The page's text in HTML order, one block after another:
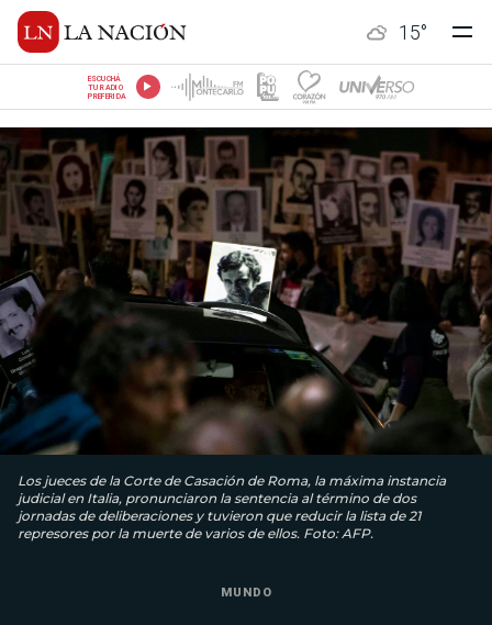
15°
ESCUCHÁ
TU RADIO
PREFERIDA
Los jueces de la Corte de Casación de Roma, la máxima instancia
judicial en Italia, pronunciaron la sentencia al término de dos
jornadas de deliberaciones y tuvieron que reducir la lista de 21
represores por la muerte de varios de ellos. Foto: AFP.
MUNDO